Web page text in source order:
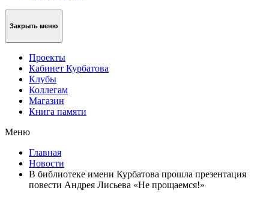
Закрыть меню
Проекты
Кабинет Курбатова
Клубы
Коллегам
Магазин
Книга памяти
Меню
Главная
Новости
В библиотеке имени Курбатова прошла презентация
повести Андрея Лисьева «Не прощаемся!»